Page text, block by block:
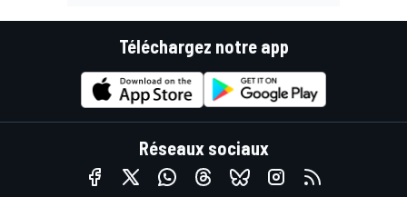
Téléchargez notre app
Réseaux sociaux